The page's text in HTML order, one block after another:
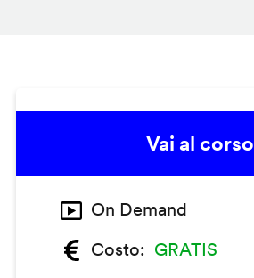
Vai al corso
On Demand
Costo
GRATIS